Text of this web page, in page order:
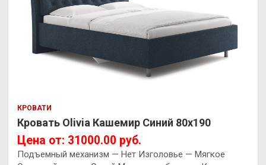
КРОВАТИ
Кровать Olivia Кашемир Синий 80х190
Цена от: 31000.00 руб.
Подъемный механизм — Нет Изголовье — Мягкое